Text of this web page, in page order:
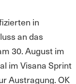
in
an das
30. August im
im Visana Sprint
Austragung. OK